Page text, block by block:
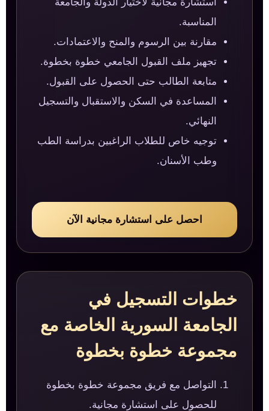
المناسبة.
مقارنة بين الرسوم والمنح والاعتمادات.
تجهيز ملف القبول الجامعي خطوة بخطوة.
متابعة الطالب حتى الحصول على القبول.
المساعدة في السكن والاستقبال والتسجيل
النهائي.
توجيه خاص للطلاب الراغبين بدراسة الطب
وطب الأسنان.
احصل على استشارة مجانية الآن
خطوات التسجيل في
الجامعة السورية الخاصة مع
مجموعة خطوة بخطوة
التواصل مع فريق مجموعة خطوة بخطوة
للحصول على استشارة مجانية.